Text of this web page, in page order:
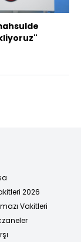
2026
Vakitleri